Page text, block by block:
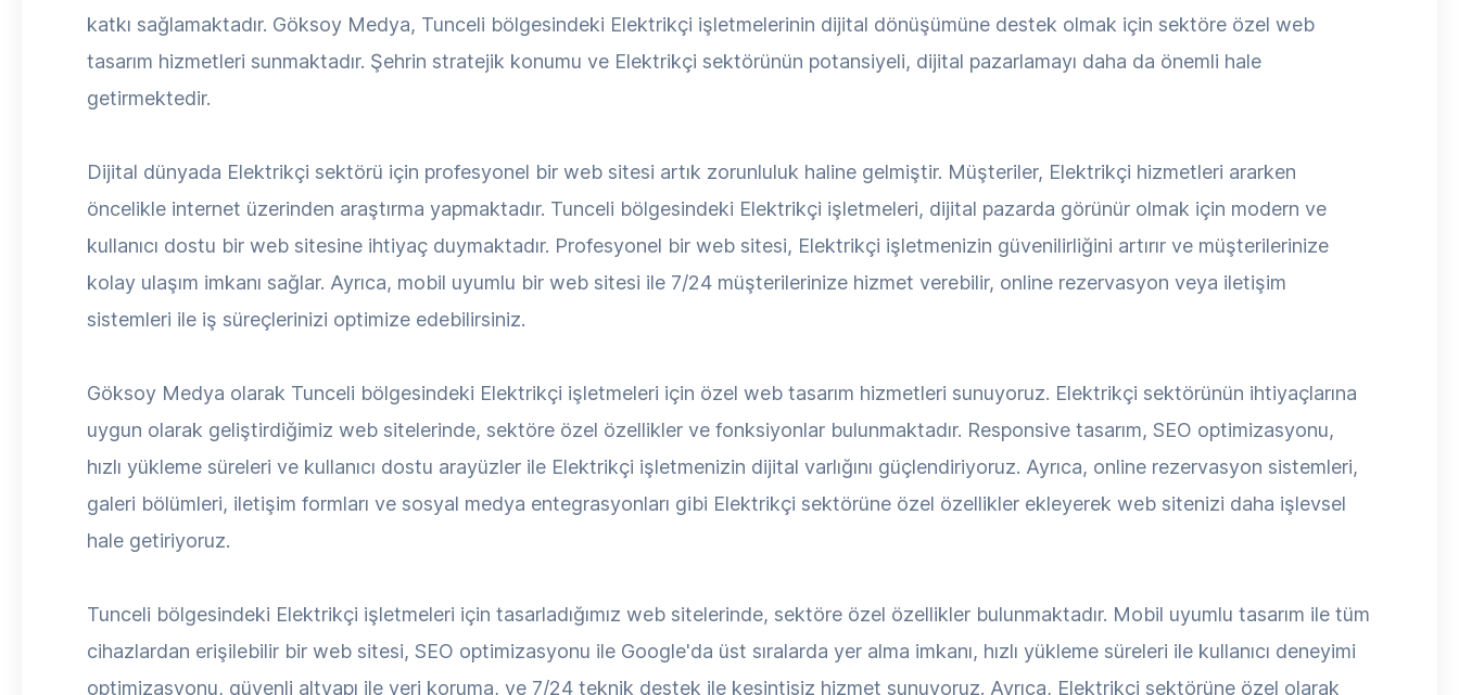
katkı sağlamaktadır. Göksoy Medya, Tunceli bölgesindeki Elektrikçi işletmelerinin dijital dönüşümüne destek olmak için sektöre özel web
tasarım hizmetleri sunmaktadır. Şehrin stratejik konumu ve Elektrikçi sektörünün potansiyeli, dijital pazarlamayı daha da önemli hale
getirmektedir.
Dijital dünyada Elektrikçi sektörü için profesyonel bir web sitesi artık zorunluluk haline gelmiştir. Müşteriler, Elektrikçi hizmetleri ararken
öncelikle internet üzerinden araştırma yapmaktadır. Tunceli bölgesindeki Elektrikçi işletmeleri, dijital pazarda görünür olmak için modern ve
kullanıcı dostu bir web sitesine ihtiyaç duymaktadır. Profesyonel bir web sitesi, Elektrikçi işletmenizin güvenilirliğini artırır ve müşterilerinize
kolay ulaşım imkanı sağlar. Ayrıca, mobil uyumlu bir web sitesi ile 7/24 müşterilerinize hizmet verebilir, online rezervasyon veya iletişim
sistemleri ile iş süreçlerinizi optimize edebilirsiniz.
Göksoy Medya olarak Tunceli bölgesindeki Elektrikçi işletmeleri için özel web tasarım hizmetleri sunuyoruz. Elektrikçi sektörünün ihtiyaçlarına
uygun olarak geliştirdiğimiz web sitelerinde, sektöre özel özellikler ve fonksiyonlar bulunmaktadır. Responsive tasarım, SEO optimizasyonu,
hızlı yükleme süreleri ve kullanıcı dostu arayüzler ile Elektrikçi işletmenizin dijital varlığını güçlendiriyoruz. Ayrıca, online rezervasyon sistemleri,
galeri bölümleri, iletişim formları ve sosyal medya entegrasyonları gibi Elektrikçi sektörüne özel özellikler ekleyerek web sitenizi daha işlevsel
hale getiriyoruz.
Tunceli bölgesindeki Elektrikçi işletmeleri için tasarladığımız web sitelerinde, sektöre özel özellikler bulunmaktadır. Mobil uyumlu tasarım ile tüm
cihazlardan erişilebilir bir web sitesi, SEO optimizasyonu ile Google'da üst sıralarda yer alma imkanı, hızlı yükleme süreleri ile kullanıcı deneyimi
optimizasyonu, güvenli altyapı ile veri koruma, ve 7/24 teknik destek ile kesintisiz hizmet sunuyoruz. Ayrıca, Elektrikçi sektörüne özel olarak